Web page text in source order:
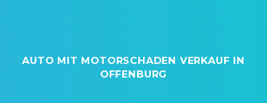
AUTO MIT MOTORSCHADEN VERKAUF IN
OFFENBURG